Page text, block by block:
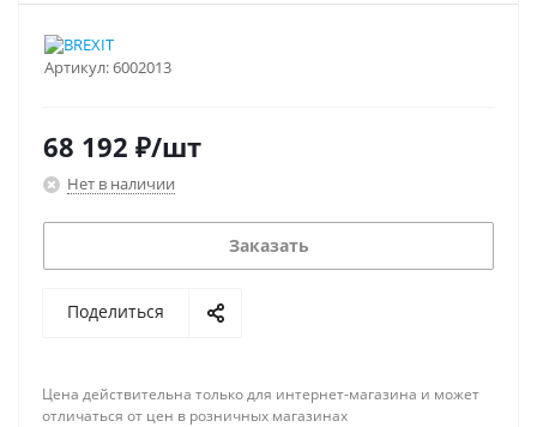
Артикул:6002013
68 192 ₽/шт
Нет в наличии
Заказать
Поделиться
Цена действительна только для интернет-магазина и может
отличаться от цен в розничных магазинах